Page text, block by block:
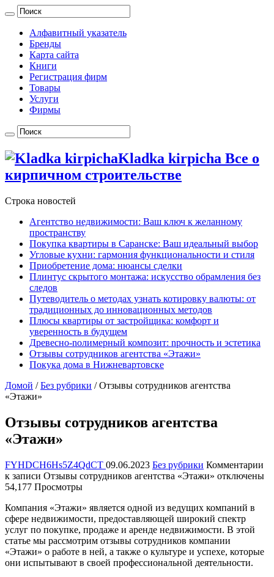
Алфавитный указатель
Бренды
Карта сайта
Книги
Регистрация фирм
Товары
Услуги
Фирмы
Kladka kirpicha Все о
кирпичном строительстве
Строка новостей
Агентство недвижимости: Ваш ключ к желанному
пространству
Покупка квартиры в Саранске: Ваш идеальный выбор
Угловые кухни: гармония функциональности и стиля
Приобретение дома: нюансы сделки
Плинтус скрытого монтажа: искусство обрамления без
следов
Путеводитель о методах узнать котировку валюты: от
традиционных до инновационных методов
Плюсы квартиры от застройщика: комфорт и
уверенность в будущем
Древесно-nолимерный комnозит: nрочность и эстетика
Отзывы сотрудников агентства «Этажи»
Покука дома в Нижневартовске
Домой / Без рубрики / Отзывы сотрудников агентства
«Этажи»
Отзывы сотрудников агентства
«Этажи»
FYHDCH6Hs5Z4QdCT 09.06.2023 Без рубрики Комментарии
к записи Отзывы сотрудников агентства «Этажи» отключены
54,177 Просмотры
Компания «Этажи» является одной из ведущих компаний в
сфере недвижимости, предоставляющей широкий спектр
услуг по покупке, продаже и аренде недвижимости. В этой
статье мы рассмотрим отзывы сотрудников компании
«Этажи» о работе в ней, а также о культуре и успехе, которые
они испытывают в своей профессиональной деятельности.